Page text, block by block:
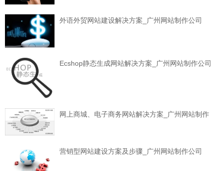
外语外贸网站建设解决方案_广州网站制作公司
Ecshop静态生成网站解决方案_广州网站制作公司
网上商城、电子商务网站解决方案_广州网站制作
营销型网站建设方案及步骤_广州网站制作公司